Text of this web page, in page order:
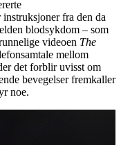
fra den da
blodsykdom – som
videoen The
mellom
det forblir uvisst om
bevegelser fremkaller
noe.